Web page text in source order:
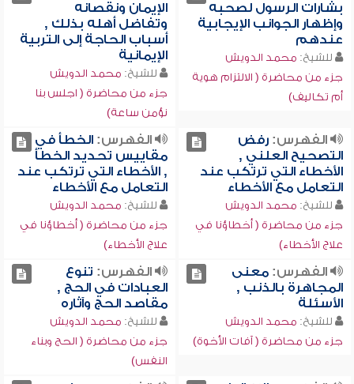
بشارات الرسول لصحبه
وإظهار الجوانب الإيجابية
عندهم
للشيخ: محمد الدويش
جزء من محاضرة ( الالتزام هوية
أم تكاليف)
الإيمان ونقصانه
وتفاضل أهله بذلك ,
أسباب الحاجة إلى التربية
الإيمانية
للشيخ: محمد الدويش
جزء من محاضرة ( اجلس بنا
نؤمن ساعة)
الفهرس:رفض
التصحيح العلني ,
الأخطاء التي ترتكب عند
التعامل مع الأخطاء
للشيخ: محمد الدويش
جزء من محاضرة ( أخطاؤنا في
علاج الأخطاء)
الفهرس:الخطأ في
مقاييس تحديد الخطأ
, الأخطاء التي ترتكب عند
التعامل مع الأخطاء
للشيخ: محمد الدويش
جزء من محاضرة ( أخطاؤنا في
علاج الأخطاء)
الفهرس:معنى
المجاهرة بالذنب ,
الأسئلة
للشيخ: محمد الدويش
جزء من محاضرة ( آفات الأخوة)
الفهرس: تنوع
العبادات في الحج ,
مقاصد الحج وآثاره
للشيخ: محمد الدويش
جزء من محاضرة ( الحج وبناء
النفس)